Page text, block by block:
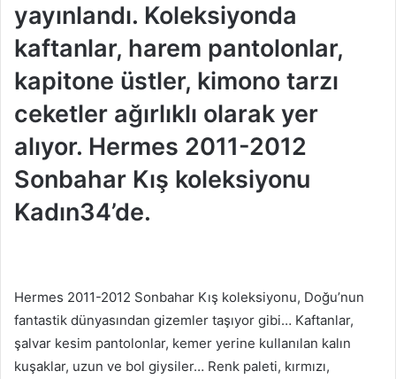
yayınlandı. Koleksiyonda
kaftanlar, harem pantolonlar,
kapitone üstler, kimono tarzı
ceketler ağırlıklı olarak yer
alıyor. Hermes 2011-2012
Sonbahar Kış koleksiyonu
Kadın34’de.
Hermes 2011-2012 Sonbahar Kış koleksiyonu, Doğu’nun
fantastik dünyasından gizemler taşıyor gibi… Kaftanlar,
şalvar kesim pantolonlar, kemer yerine kullanılan kalın
kuşaklar, uzun ve bol giysiler… Renk paleti, kırmızı,